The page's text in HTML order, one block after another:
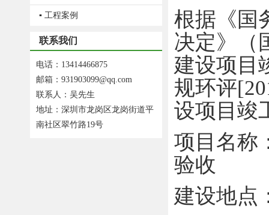
▪ 工程案例
联系我们
电话：13414466875
邮箱：931903099@qq.com
联系人：吴先生
地址：深圳市龙岗区龙岗街道平
南社区翠竹路19号
根据《国
决定》（
建设项目
规环评
设项目 竣
项目名称
验收
建设地点